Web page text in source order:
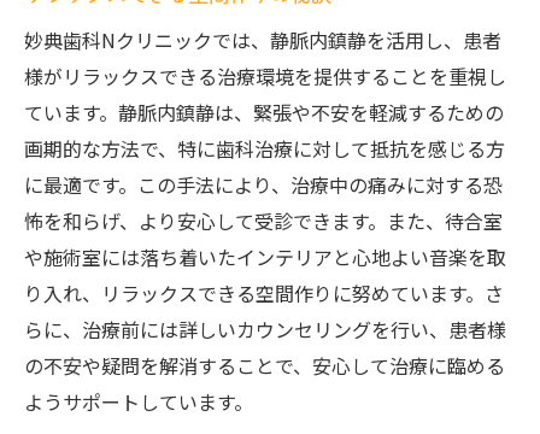
妙典歯科Nクリニックでは、静脈内鎮静を活用し、患者
様がリラックスできる治療環境を提供することを重視し
ています。静脈内鎮静は、緊張や不安を軽減するための
画期的な方法で、特に歯科治療に対して抵抗を感じる方
に最適です。この手法により、治療中の痛みに対する恐
怖を和らげ、より安心して受診できます。また、待合室
や施術室には落ち着いたインテリアと心地よい音楽を取
り入れ、リラックスできる空間作りに努めています。さ
らに、治療前には詳しいカウンセリングを行い、患者様
の不安や疑問を解消することで、安心して治療に臨める
ようサポートしています。